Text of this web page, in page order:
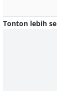
Tonton lebih